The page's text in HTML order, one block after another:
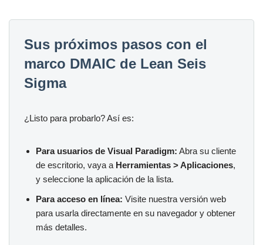
Sus próximos pasos con el
marco DMAIC de Lean Seis
Sigma
¿Listo para probarlo? Así es:
Para usuarios de Visual Paradigm: Abra su cliente
de escritorio, vaya a Herramientas > Aplicaciones,
y seleccione la aplicación de la lista.
Para acceso en línea: Visite nuestra versión web
para usarla directamente en su navegador y obtener
más detalles.